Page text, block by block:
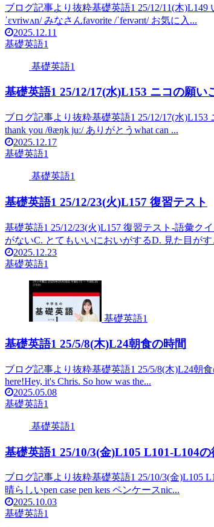
ブログ記事より抜粋基礎英語1 25/12/11(木)L149
ˈɛvriwʌn/ みなさんfavorite /ˈfeɪvərɪt/ お気に入...
2025.12.11
基礎英語1
基礎英語1
基礎英語1 25/12/17(水)L153 ニコの願い
ブログ記事より抜粋基礎英語1 25/12/17(水)L153
thank you /θæŋk juː/ ありがとうwhat can ...
2025.12.17
基礎英語1
基礎英語1
基礎英語1 25/12/23(火)L157 復習テスト
基礎英語1 25/12/23(火)L157 復習テスト-語彙ク
がないC. とてもいいにおいがするD. 見た目がす
2025.12.23
基礎英語1
基礎英語1
基礎英語1 25/5/8(木)L24朝食の時間
ブログ記事より抜粋基礎英語1 25/5/8(木)L24朝
here!Hey, it's Chris. So how was the...
2025.05.08
基礎英語1
基礎英語1
基礎英語1 25/10/3(金)L105 L101-L104の
ブログ記事より抜粋基礎英語1 25/10/3(金)L105
晴らしいpen case pen keɪs ペンケースnic...
2025.10.03
基礎英語1